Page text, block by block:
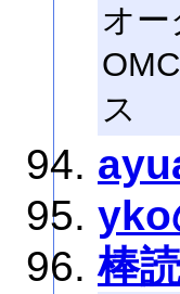
オ
ス
yko
棒